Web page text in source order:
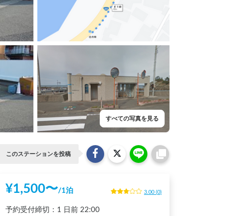
すべての写真を見る
このステーションを投稿
¥1,500〜/1泊 3.00 (0)
予約受付締切： 1 日前 22:00